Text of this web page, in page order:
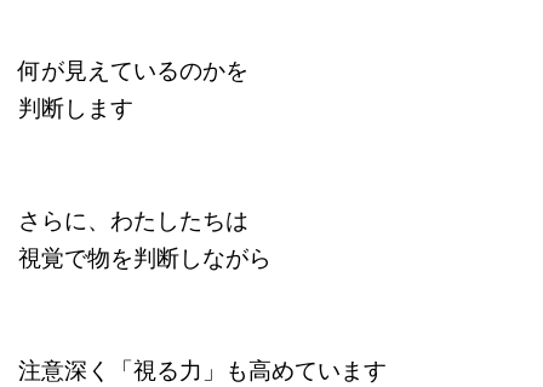
何が見えているのかを
判断します
さらに、わたしたちは
視覚で物を判断しながら
注意深く「視る力」も高めています